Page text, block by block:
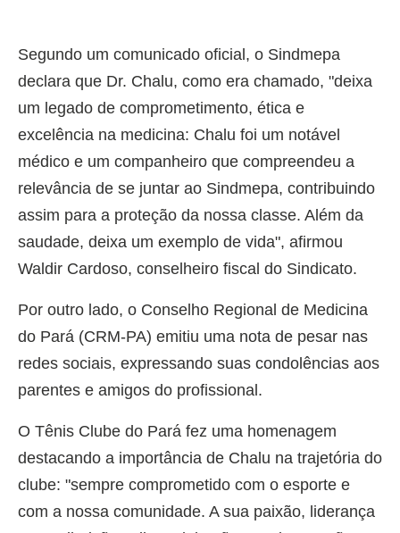
Segundo um comunicado oficial, o Sindmepa
declara que Dr. Chalu, como era chamado, "deixa
um legado de comprometimento, ética e
excelência na medicina: Chalu foi um notável
médico e um companheiro que compreendeu a
relevância de se juntar ao Sindmepa, contribuindo
assim para a proteção da nossa classe. Além da
saudade, deixa um exemplo de vida", afirmou
Waldir Cardoso, conselheiro fiscal do Sindicato.
Por outro lado, o Conselho Regional de Medicina
do Pará (CRM-PA) emitiu uma nota de pesar nas
redes sociais, expressando suas condolências aos
parentes e amigos do profissional.
O Tênis Clube do Pará fez uma homenagem
destacando a importância de Chalu na trajetória do
clube: "sempre comprometido com o esporte e
com a nossa comunidade. A sua paixão, liderança